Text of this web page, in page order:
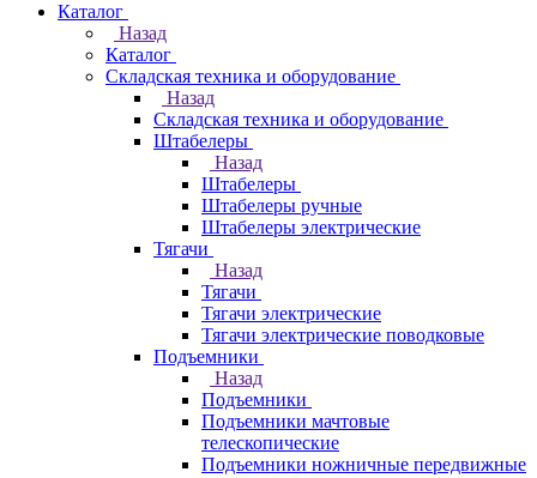
Каталог
Назад
Каталог
Складская техника и оборудование
Назад
Складская техника и оборудование
Штабелеры
Назад
Штабелеры
Штабелеры ручные
Штабелеры электрические
Тягачи
Назад
Тягачи
Тягачи электрические
Тягачи электрические поводковые
Подъемники
Назад
Подъемники
Подъемники мачтовые
телескопические
Подъемники ножничные передвижные